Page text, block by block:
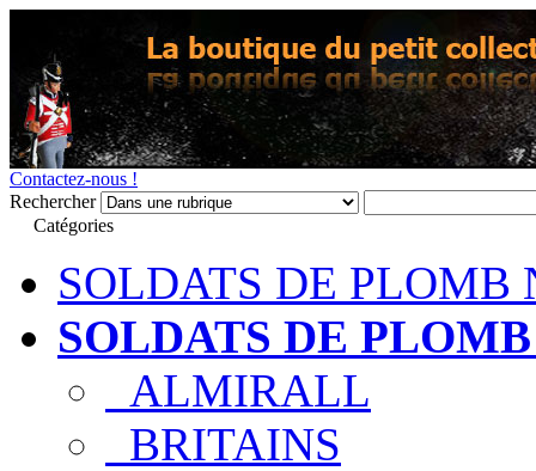
Contactez-nous !
Rechercher
Catégories
SOLDATS DE PLOMB
SOLDATS DE
ALMIRALL
BRITAINS